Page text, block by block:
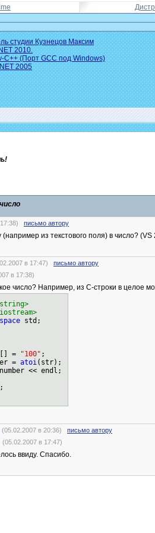
студии Кузнецов Максим
2010.
C++ (Порт GCC под Windows)
2005
письмо автору
(например из текстового поля) в число? (VS
в 17:47) письмо автору
в 17:38)
число? Например, из C-строки в целое
std;
= "100" ;
= atoi(str);
<< endl;
(05.02.2007 в 20:36) письмо автору
(05.02.2007 в 17:47)
ввиду. Спасибо.